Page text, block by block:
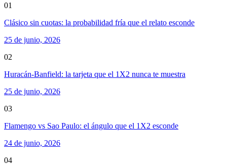
01
Clásico sin cuotas: la probabilidad fría que el relato esconde
25 de junio, 2026
02
Huracán-Banfield: la tarjeta que el 1X2 nunca te muestra
25 de junio, 2026
03
Flamengo vs Sao Paulo: el ángulo que el 1X2 esconde
24 de junio, 2026
04